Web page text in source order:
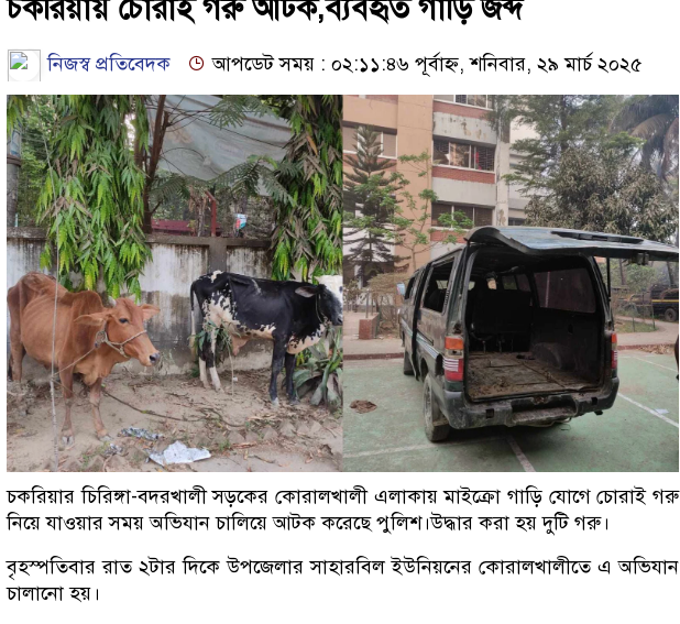
চকরিয়ায় চোরাই গরু আটক,ব্যবহৃত গাড়ি জব্দ
নিজস্ব প্রতিবেদক আপডেট সময় : ০২:১১:৪৬ পূর্বাহ্ন, শনিবার, ২৯ মার্চ ২০২৫
চকরিয়ার চিরিঙ্গা-বদরখালী সড়কের কোরালখালী এলাকায় মাইক্রো গাড়ি যোগে চোরাই গরু
নিয়ে যাওয়ার সময় অভিযান চালিয়ে আটক করেছে পুলিশ।উদ্ধার করা হয় দুটি গরু।
বৃহস্পতিবার রাত ২টার দিকে উপজেলার সাহারবিল ইউনিয়নের কোরালখালীতে এ অভিযান
চালানো হয়।